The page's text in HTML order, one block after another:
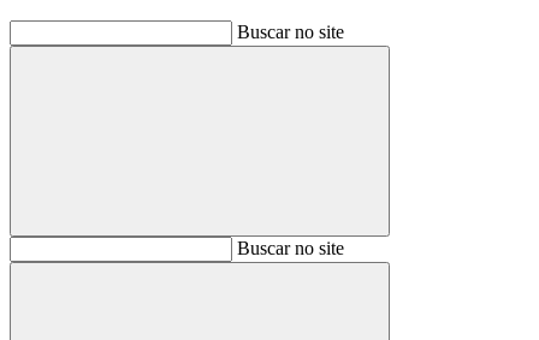
Buscar no site
BuscarBuscar no site